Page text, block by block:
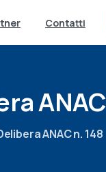
Contatti
ANAC
ANAC n. 148